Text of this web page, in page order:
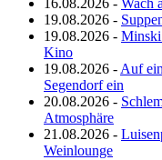
16.08.2026 - Wach
19.08.2026 -
19.08.2026 - Minski
Kino
19.08.2026 - Auf
Segendorf ein
20.08.2026 -
Atmosphäre
21.08.2026 -
Weinlounge